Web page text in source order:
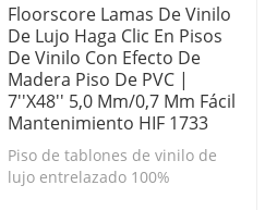
Floorscore Lamas De Vinilo
De Lujo Haga Clic En Pisos
De Vinilo Con Efecto De
Madera Piso De PVC |
7''x48'' 5,0 Mm/0,7 Mm Fácil
Mantenimiento HIF 1733
Piso de tablones de vinilo de
lujo entrelazado 100%